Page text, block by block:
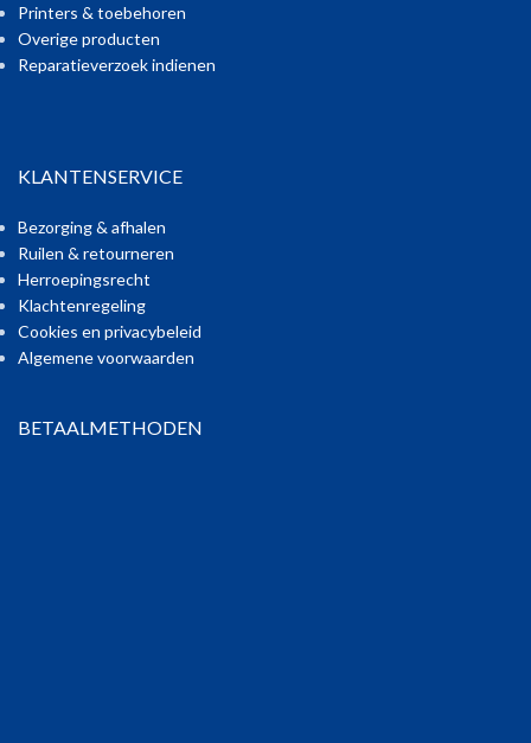
Printers & toebehoren
Overige producten
Reparatieverzoek indienen
KLANTENSERVICE
Bezorging & afhalen
Ruilen & retourneren
Herroepingsrecht
Klachtenregeling
Cookies en privacybeleid
Algemene voorwaarden
BETAALMETHODEN